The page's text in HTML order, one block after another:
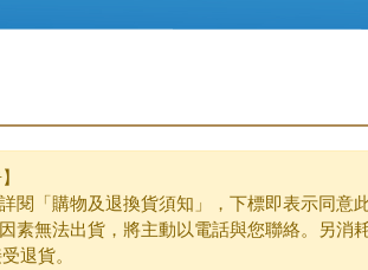
閱「購物及退換貨須知」，下標即表示同意此
素無法出貨，將主動以電話與您聯絡。另
退貨。